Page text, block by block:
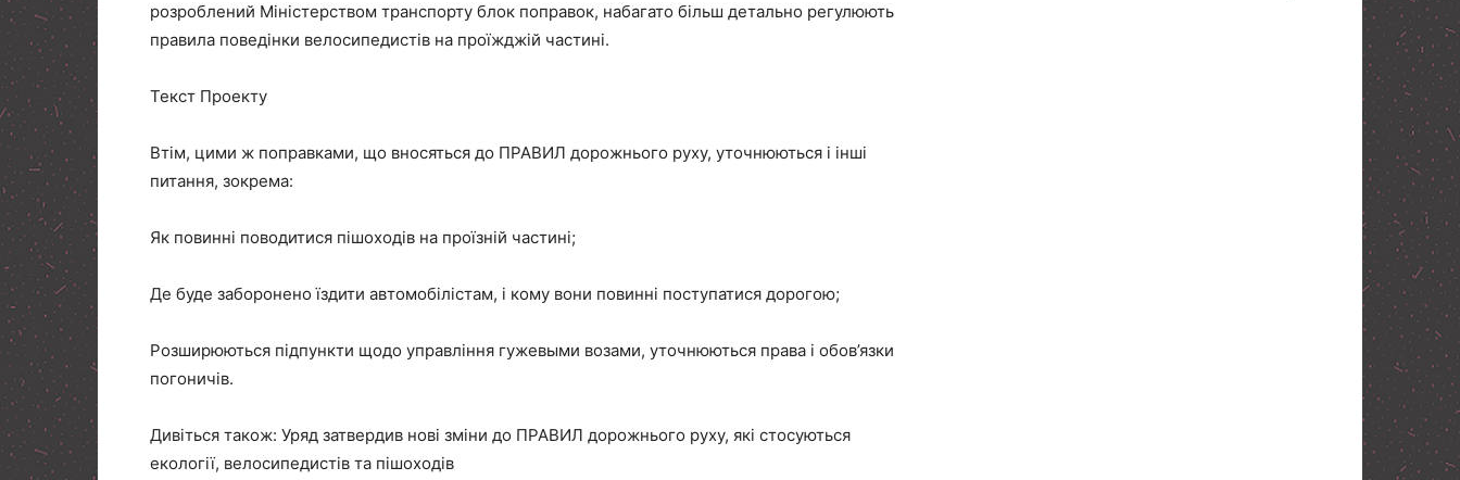
розроблений Міністерством транспорту блок поправок, набагато більш детально регулюють
правила поведінки велосипедистів на проїжджій частині.
Текст Проекту
Втім, цими ж поправками, що вносяться до ПРАВИЛ дорожнього руху, уточнюються і інші
питання, зокрема:
Як повинні поводитися пішоходів на проїзній частині;
Де буде заборонено їздити автомобілістам, і кому вони повинні поступатися дорогою;
Розширюються підпункти щодо управління гужевыми возами, уточнюються права і обов’язки
погоничів.
Дивіться також: Уряд затвердив нові зміни до ПРАВИЛ дорожнього руху, які стосуються
екології, велосипедистів та пішоходів